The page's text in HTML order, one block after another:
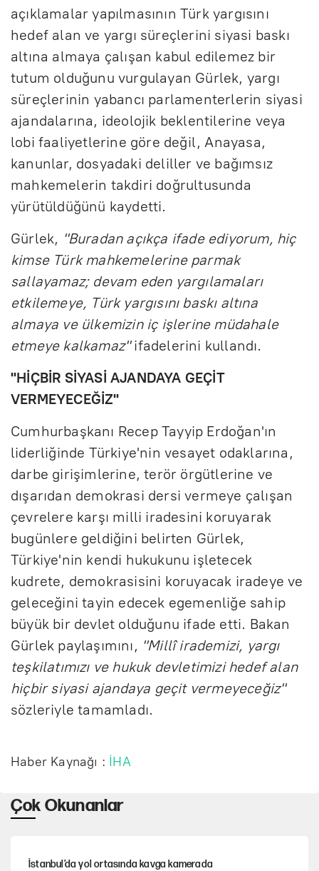
açıklamalar yapılmasının Türk yargısını
hedef alan ve yargı süreçlerini siyasi baskı
altına almaya çalışan kabul edilemez bir
tutum olduğunu vurgulayan Gürlek, yargı
süreçlerinin yabancı parlamenterlerin siyasi
ajandalarına, ideolojik beklentilerine veya
lobi faaliyetlerine göre değil, Anayasa,
kanunlar, dosyadaki deliller ve bağımsız
mahkemelerin takdiri doğrultusunda
yürütüldüğünü kaydetti.
Gürlek, "Buradan açıkça ifade ediyorum, hiç
kimse Türk mahkemelerine parmak
sallayamaz; devam eden yargılamaları
etkilemeye, Türk yargısını baskı altına
almaya ve ülkemizin iç işlerine müdahale
etmeye kalkamaz"ifadelerini kullandı.
"HİÇBİR SİYASİ AJANDAYA GEÇİT
VERMEYECEĞİZ"
Cumhurbaşkanı Recep Tayyip Erdoğan'ın
liderliğinde Türkiye'nin vesayet odaklarına,
darbe girişimlerine, terör örgütlerine ve
dışarıdan demokrasi dersi vermeye çalışan
çevrelere karşı milli iradesini koruyarak
bugünlere geldiğini belirten Gürlek,
Türkiye'nin kendi hukukunu işletecek
kudrete, demokrasisini koruyacak iradeye ve
geleceğini tayin edecek egemenliğe sahip
büyük bir devlet olduğunu ifade etti. Bakan
Gürlek paylaşımını, "Millî irademizi, yargı
teşkilatımızı ve hukuk devletimizi hedef alan
hiçbir siyasi ajandaya geçit vermeyeceğiz"
sözleriyle tamamladı.
Haber Kaynağı : İHA
Çok Okunanlar
İstanbul’da yol ortasında kavga kamerada